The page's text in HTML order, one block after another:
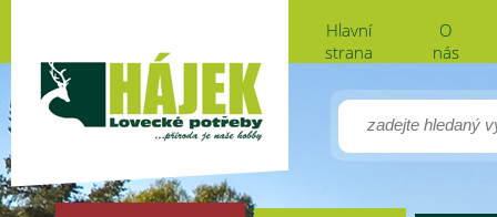
Hlavní
strana
O
nás